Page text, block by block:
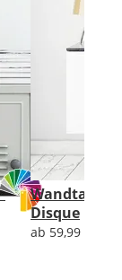
Wandtattoo
Disque
ab 59,99 €